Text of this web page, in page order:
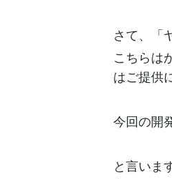
さて、「
こちらは
はご提供
今回の開
と言いま